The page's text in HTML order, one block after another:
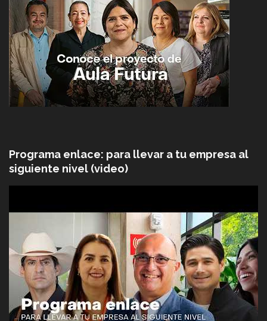
Programa enlace: para llevar a tu empresa al
siguiente nivel (video)